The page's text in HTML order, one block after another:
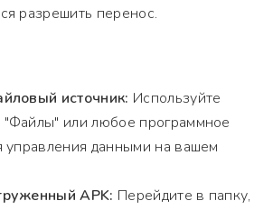
разрешить перенос.
источник: Используйте
или любое программное
управления данными на вашем
APK: Перейдите в папку,